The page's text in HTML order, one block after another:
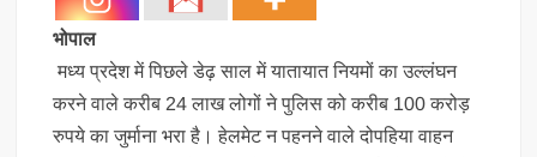
भोपाल
मध्य प्रदेश में पिछले डेढ़ साल में यातायात नियमों का उल्लंघन
करने वाले करीब 24 लाख लोगों ने पुलिस को करीब 100 करोड़
रुपये का जुर्माना भरा है। हेलमेट न पहनने वाले दोपहिया वाहन